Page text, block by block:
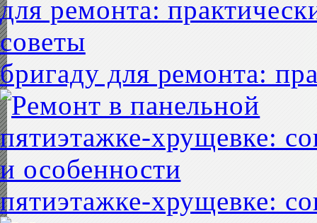
бригаду для ремонта:
пятиэтажке-хрущевке: